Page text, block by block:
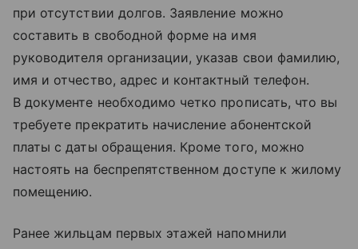
при отсутствии долгов. Заявление можно
составить в свободной форме на имя
руководителя организации, указав свои фамилию,
имя и отчество, адрес и контактный телефон.
В документе необходимо четко прописать, что вы
требуете прекратить начисление абонентской
платы с даты обращения. Кроме того, можно
настоять на беспрепятственном доступе к жилому
помещению.
Ранее жильцам первых этажей напомнили